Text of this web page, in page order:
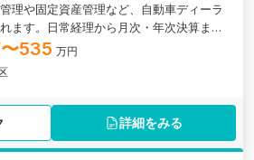
理や固定資産管理など、自動車ディーラ
ます。日常経理から月次・年次決算まで
は経理組織の中核として業務改善やマネ
境です。
535 万円
詳細をみる